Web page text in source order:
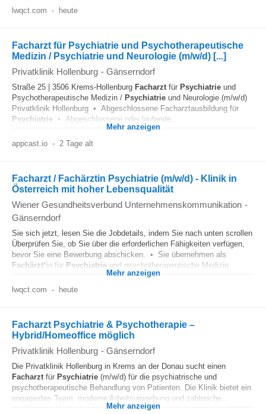
lwqct.com - heute
Facharzt für Psychiatrie und Psychotherapeutische
Medizin / Psychiatrie und Neurologie (m/w/d) [...]
Privatklinik Hollenburg - Gänserndorf
Straße 25 | 3506 Krems-Hollenburg Facharztfür Psychiatrie und
Psychotherapeutische Medizin / Psychiatrie und Neurologie (m/w/d)
Privatklinik Hollenburg • Abgeschlossene Facharztausbildung für
Psychiatrie • Abgeschlossene oder laufende...
Mehr anzeigen
appcast.io - 2 Tage alt
Facharzt / Fachärztin Psychiatrie (m/w/d) - Klinik in
Österreich mit hoher Lebensqualität
Wiener Gesundheitsverbund Unternehmenskommunikation -
Gänserndorf
Sie sich jetzt, lesen Sie die Jobdetails, indem Sie nach unten scrollen
Überprüfen Sie, ob Sie über die erforderlichen Fähigkeiten verfügen,
bevor Sie eine Bewerbung abschicken. • Sie übernehmen als
Fachärzt*in für Psychiatrie und psychotherapeutische Medizin...
Mehr anzeigen
lwqct.com - heute
Facharzt Psychiatrie & Psychotherapie –
Hybrid/Homeoffice möglich
Privatklinik Hollenburg - Gänserndorf
Die Privatklinik Hollenburg in Krems an der Donau sucht einen
Facharzt für Psychiatrie (m/w/d) für die psychiatrische und
psychotherapeutische Behandlung von Patienten. Die Klinik bietet ein
engagiertes Team, moderne Arbeitsumgebung und zahlreiche...
Mehr anzeigen